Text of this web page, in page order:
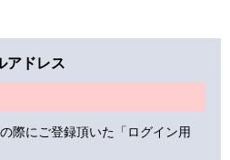
アドレス
際にご登録頂いた「ログイン用